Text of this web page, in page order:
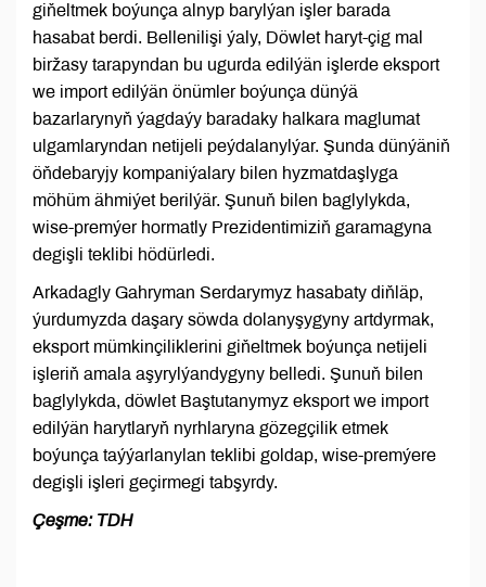
giňeltmek boýunça alnyp barylýan işler barada
hasabat berdi. Bellenilişi ýaly, Döwlet haryt-çig mal
biržasy tarapyndan bu ugurda edilýän işlerde eksport
we import edilýän önümler boýunça dünýä
bazarlarynyň ýagdaýy baradaky halkara maglumat
ulgamlaryndan netijeli peýdalanylýar. Şunda dünýäniň
öňdebaryjy kompaniýalary bilen hyzmatdaşlyga
möhüm ähmiýet berilýär. Şunuň bilen baglylykda,
wise-premýer hormatly Prezidentimiziň garamagyna
degişli teklibi hödürledi.
Arkadagly Gahryman Serdarymyz hasabaty diňläp,
ýurdumyzda daşary söwda dolanyşygyny artdyrmak,
eksport mümkinçiliklerini giňeltmek boýunça netijeli
işleriň amala aşyrylýandygyny belledi. Şunuň bilen
baglylykda, döwlet Baştutanymyz eksport we import
edilýän harytlaryň nyrhlaryna gözegçilik etmek
boýunça taýýarlanylan teklibi goldap, wise-premýere
degişli işleri geçirmegi tabşyrdy.
Çeşme: TDH